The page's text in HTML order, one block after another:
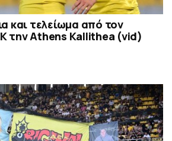
και τελείωμα από τον
την Athens Kallithea (vid)